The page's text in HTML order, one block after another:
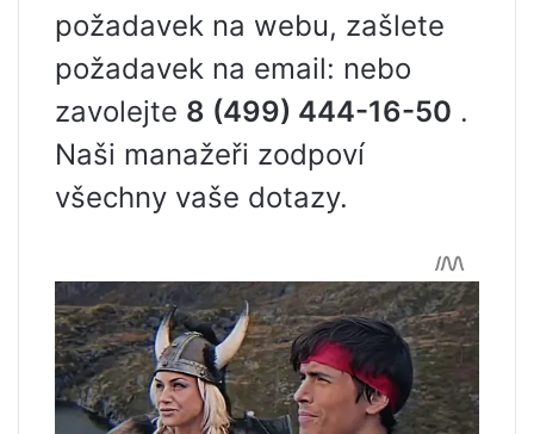
požadavek na webu, zašlete
požadavek na email: nebo
zavolejte 8 (499) 444-16-50 .
Naši manažeři zodpoví
všechny vaše dotazy.